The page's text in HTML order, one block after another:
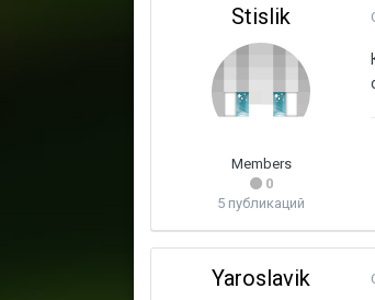
Stislik
Members
0
5 публикаций
Yaroslavik